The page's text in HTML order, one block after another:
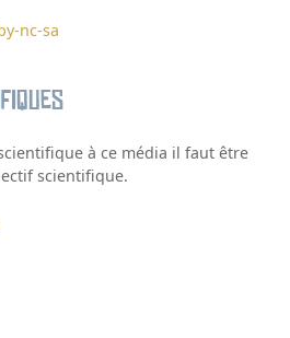
nc-sa
à ce média il faut être
scientifique.